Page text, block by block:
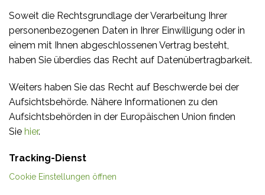
Soweit die Rechtsgrundlage der Verarbeitung Ihrer
personenbezogenen Daten in Ihrer Einwilligung oder in
einem mit Ihnen abgeschlossenen Vertrag besteht,
haben Sie überdies das Recht auf Datenübertragbarkeit.
Weiters haben Sie das Recht auf Beschwerde bei der
Aufsichtsbehörde. Nähere Informationen zu den
Aufsichtsbehörden in der Europäischen Union finden
Sie hier.
Tracking-Dienst
Cookie Einstellungen öffnen